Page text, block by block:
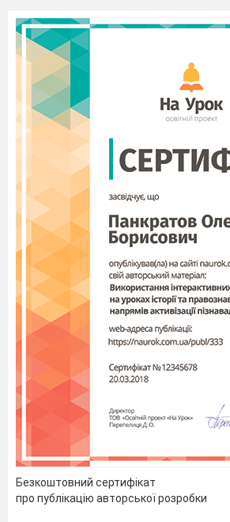
Безкоштовний сертифікат
про публікацію авторської розробки